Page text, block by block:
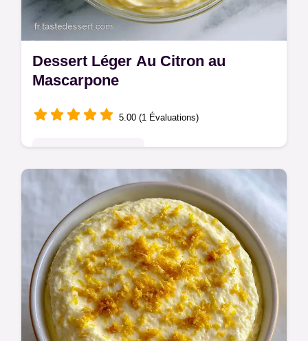
Dessert Léger Au Citron au
Mascarpone
5.00 (1 Évaluations)
Prêt en 20 minutes, ce Dessert léger au
citron est aérien et frais. Retrouvez les
étapes de préparation pour réussir cette
mousse sans gélatine.